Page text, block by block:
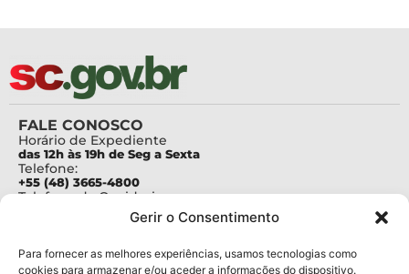
Gerir o Consentimento
Para fornecer as melhores experiências, usamos tecnologias como
cookies para armazenar e/ou aceder a informações do dispositivo.
FALE CONOSCO
Horário de Expediente
das 12h às 19h de Seg a Sexta
Telefone:
+55 (48) 3665-4800
Telefone da Ouvidoria
Para assuntos relacionados à Pesquisa
pesquisa@fapesc.sc.gov.br